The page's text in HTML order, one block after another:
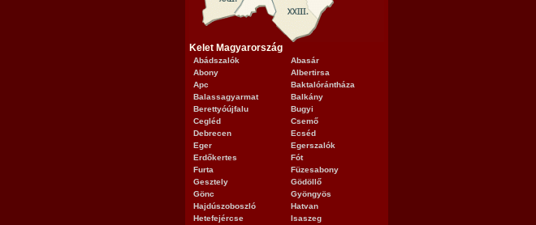
Kelet Magyarország
Abádszalók
Abasár
Abony
Albertirsa
Apc
Baktalórántháza
Balassagyarmat
Balkány
Berettyóújfalu
Bugyi
Cegléd
Csemő
Debrecen
Ecséd
Eger
Egerszalók
Erdőkertes
Fót
Furta
Füzesabony
Gesztely
Gödöllő
Gönc
Gyöngyös
Hajdúszoboszló
Hatvan
Hetefejércse
Isaszeg